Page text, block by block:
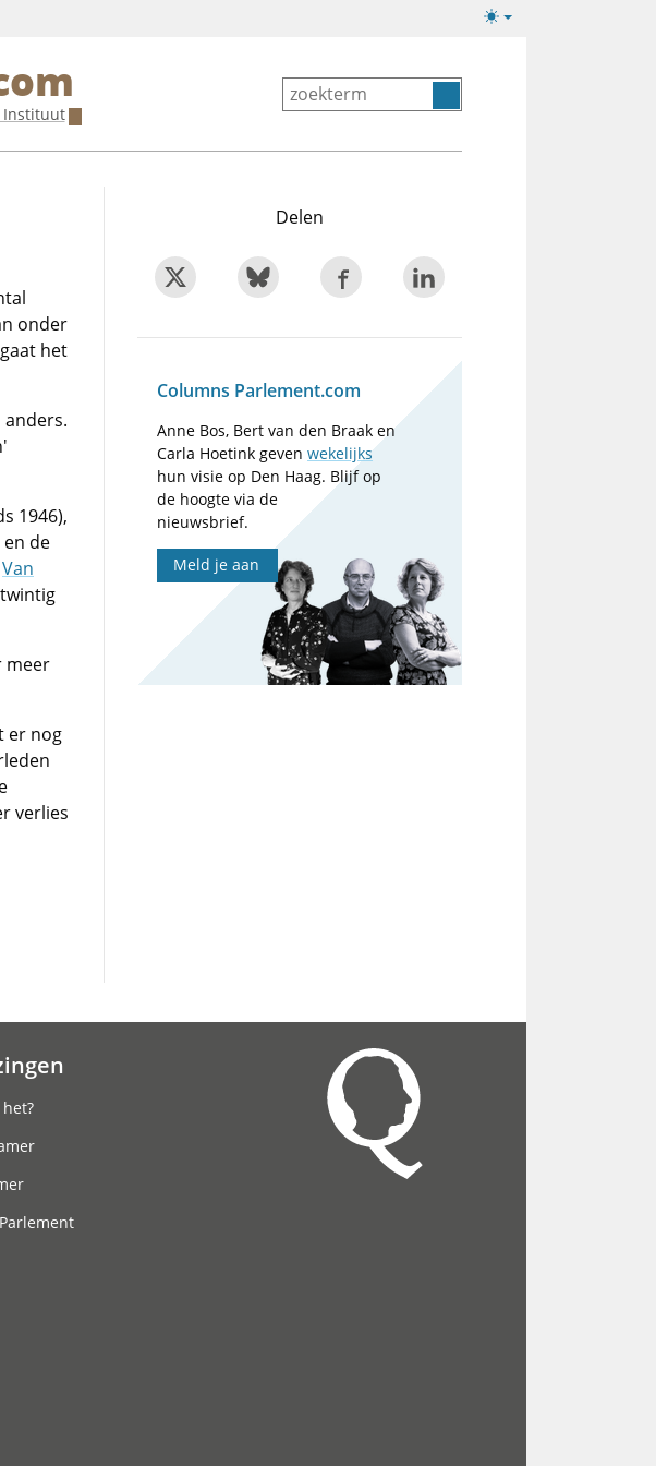
Lichte/donkere
Instituut
onder
het
1946),
de
Van
meer
er nog
verlies
Delen
Columns Parlement.com
Anne Bos, Bert van den Braak en
Carla Hoetink gevenwekelijks
hun visie op Den Haag. Blijf op
de hoogte via de
nieuwsbrief.
Meld je aan